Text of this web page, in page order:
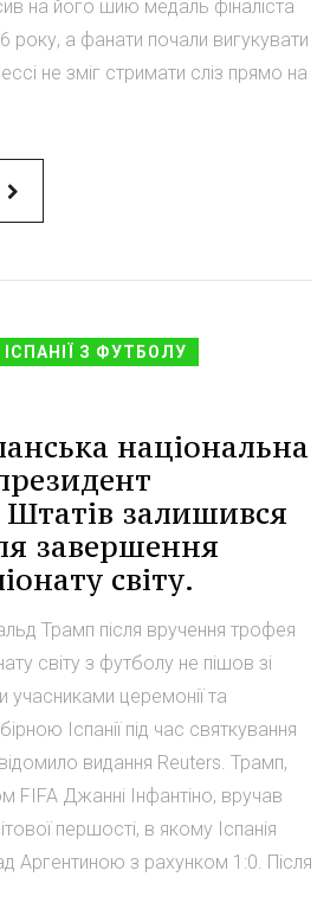
на його шию медаль фіналіста
року, а фанати почали вигукувати
не зміг стримати сліз прямо на
ІСПАНІЇ З ФУТБОЛУ
національна
залишився
завершення
світу.
Трамп після вручення трофея
світу з футболу не пішов зі
церемонії та
Іспанії під час святкування
видання Reuters. Трамп,
FIFA Джанні Інфантіно, вручав
першості, в якому Іспанія
Аргентиною з рахунком 1:0. Після